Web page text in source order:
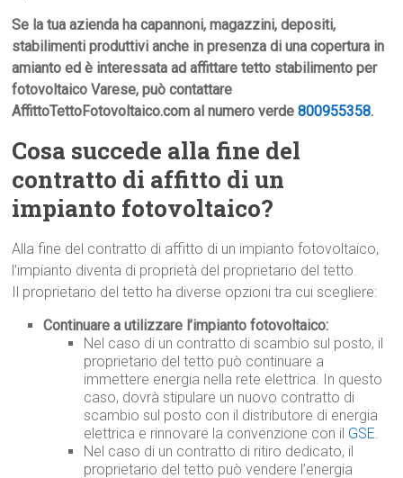
Se la tua azienda ha capannoni, magazzini, depositi,
stabilimenti produttivi anche in presenza di una copertura in
amianto ed è interessata ad affittare tetto stabilimento per
fotovoltaico Varese, può contattare
AffittoTettoFotovoltaico.com al numero verde800955358.
Cosa succede alla fine del
contratto di affitto di un
impianto fotovoltaico?
Alla fine del contratto di affitto di un impianto fotovoltaico,
l’impianto diventa di proprietà del proprietario del tetto.
Il proprietario del tetto ha diverse opzioni tra cui scegliere:
Continuare a utilizzare l’impianto fotovoltaico:
Nel caso di un contratto di scambio sul posto, il
proprietario del tetto può continuare a
immettere energia nella rete elettrica. In questo
caso, dovrà stipulare un nuovo contratto di
scambio sul posto con il distributore di energia
elettrica e rinnovare la convenzione con il GSE.
Nel caso di un contratto di ritiro dedicato, il
proprietario del tetto può vendere l’energia